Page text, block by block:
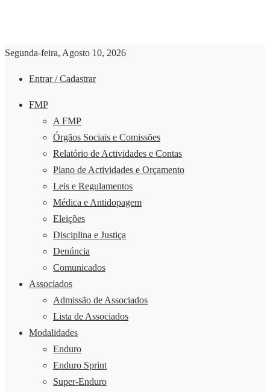
Segunda-feira, Agosto 10, 2026
Entrar / Cadastrar
FMP
A FMP
Órgãos Sociais e Comissões
Relatório de Actividades e Contas
Plano de Actividades e Orçamento
Leis e Regulamentos
Médica e Antidopagem
Eleições
Disciplina e Justiça
Denúncia
Comunicados
Associados
Admissão de Associados
Lista de Associados
Modalidades
Enduro
Enduro Sprint
Super-Enduro